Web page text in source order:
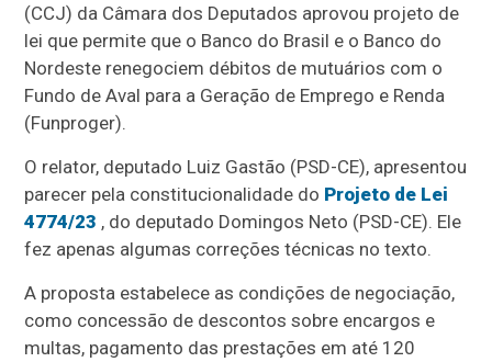
(CCJ) da Câmara dos Deputados aprovou projeto de
lei que permite que o Banco do Brasil e o Banco do
Nordeste renegociem débitos de mutuários com o
Fundo de Aval para a Geração de Emprego e Renda
(Funproger).
O relator, deputado Luiz Gastão (PSD-CE), apresentou
parecer pela constitucionalidade do Projeto de Lei
4774/23 , do deputado Domingos Neto (PSD-CE). Ele
fez apenas algumas correções técnicas no texto.
A proposta estabelece as condições de negociação,
como concessão de descontos sobre encargos e
multas, pagamento das prestações em até 120